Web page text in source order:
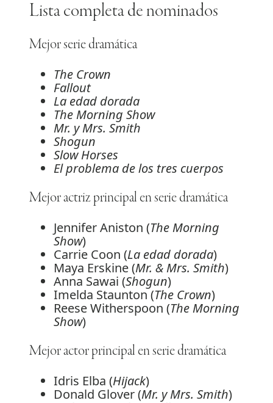
Lista completa de nominados
Mejor serie dramática
The Crown
Fallout
La edad dorada
The Morning Show
Mr. y Mrs. Smith
Shogun
Slow Horses
El problema de los tres cuerpos
Mejor actriz principal en serie dramática
Jennifer Aniston (The Morning
Show)
Carrie Coon (La edad dorada)
Maya Erskine (Mr. & Mrs. Smith)
Anna Sawai (Shogun)
Imelda Staunton (The Crown)
Reese Witherspoon (The Morning
Show)
Mejor actor principal en serie dramática
Idris Elba (Hijack)
Donald Glover (Mr. y Mrs. Smith)